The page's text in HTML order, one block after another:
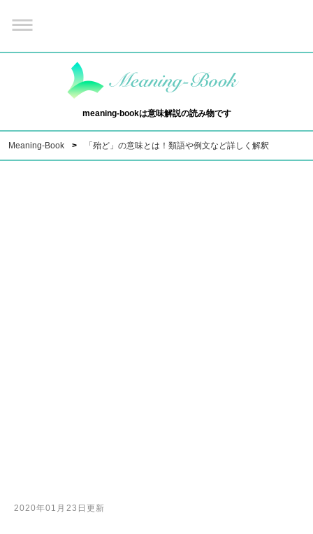
meaning-bookは意味解説の読み物です
Meaning-Book 「殆ど」の意味とは！類語や例文など詳しく解釈
2020年01月23日更新